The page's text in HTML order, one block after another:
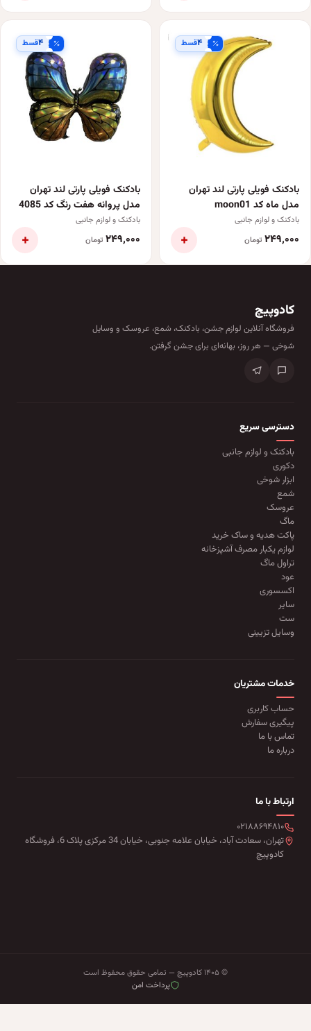
۴قسط
بادکنک فویلی پارتی لند تهران
مدل ماه کد moon01
بادکنک و لوازم جانبی
۲۴۹٬۰۰۰ تومان +
۴قسط
بادکنک فویلی پارتی لند تهران
مدل پروانه هفت رنگ کد 4085
بادکنک و لوازم جانبی
۲۴۹٬۰۰۰ تومان +
کادوپیچ
فروشگاه آنلاین لوازم جشن، بادکنک، شمع، عروسک و وسایل
شوخی — هر روز، بهانه‌ای برای جشن گرفتن.
دسترسی سریع
بادکنک و لوازم جانبی
دکوری
ابزار شوخی
شمع
عروسک
ماگ
پاکت هدیه و ساک خرید
لوازم یکبار مصرف آشپزخانه
تراول ماگ
عود
اکسسوری
سایر
ست
وسایل تزیینی
خدمات مشتریان
حساب کاربری
پیگیری سفارش
تماس با ما
درباره ما
ارتباط با ما
۰۲۱۸۸۶۹۴۸۱۰
تهران، سعادت آباد، خیابان علامه جنوبی، خیابان 34 مرکزی پلاک 6، فروشگاه
کادوپیچ
© ۱۴۰۵ کادوپیچ — تمامی حقوق محفوظ است
پرداخت امن